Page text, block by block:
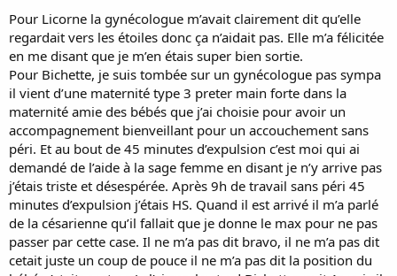
A titre plus personnel, je n'ai pas eu besoin d'instrument pour bébé
1. J'ai poussé quelques fois, et bébé était là tout de suite. Pour bébé
2, clairement il y avait un souci. Bébé n'arrivait pas à s'engager, j'ai
essayé de pousser pareil que pour bébé 1 (voire mieux parce que
j'étais dans des conditions bien meilleures), ça ne faisait rien du tout.
Je sentais bien que bébé était là, tout proche, je touchais son crâne
avec mes doigts, mais pousser ne servait à rien.
J'étais déçue mais pas surprise parce que j'avais compris par la sf
stagiaire qui m'avait examinée 5 heures avant que la position de
bébé n'était pas top top, qu'elle espérait que bébé se tournerait un
peu pour que ce soit plus facile. Quand la sf a fini par "proposer"*
de demander au gynéco d'intervenir, j'étais intimement convaincue
que la position de bébé ne lui permettait pas de sortir sans aide. Le
gynéco a pris le temps de nous expliquer ce qu'il allait faire, puis il a
positionné la ventouse, l'a utilisée à la poussée suivante pour
Pour Licorne la gynécologue m’avait clairement dit qu’elle
regardait vers les étoiles donc ça n’aidait pas. Elle m’a félicitée
en me disant que je m’en étais super bien sortie.
Pour Bichette, je suis tombée sur un gynécologue pas sympa
il vient d’une maternité type 3 preter main forte dans la
maternité amie des bébés que j’ai choisie pour avoir un
accompagnement bienveillant pour un accouchement sans
péri. Et au bout de 45 minutes d’expulsion c’est moi qui ai
demandé de l’aide à la sage femme en disant je n’y arrive pas
j’étais triste et désespérée. Après 9h de travail sans péri 45
minutes d’expulsion j’étais HS. Quand il est arrivé il m’a parlé
de la césarienne qu’il fallait que je donne le max pour ne pas
passer par cette case. Il ne m’a pas dit bravo, il ne m’a pas dit
cetait juste un coup de pouce il ne m’a pas dit la position du